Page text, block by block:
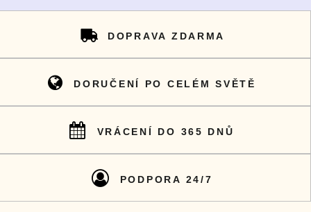
DOPRAVA ZDARMA
DORUČENÍ PO CELÉM SVĚTĚ
VRÁCENÍ DO 365 DNŮ
PODPORA 24/7